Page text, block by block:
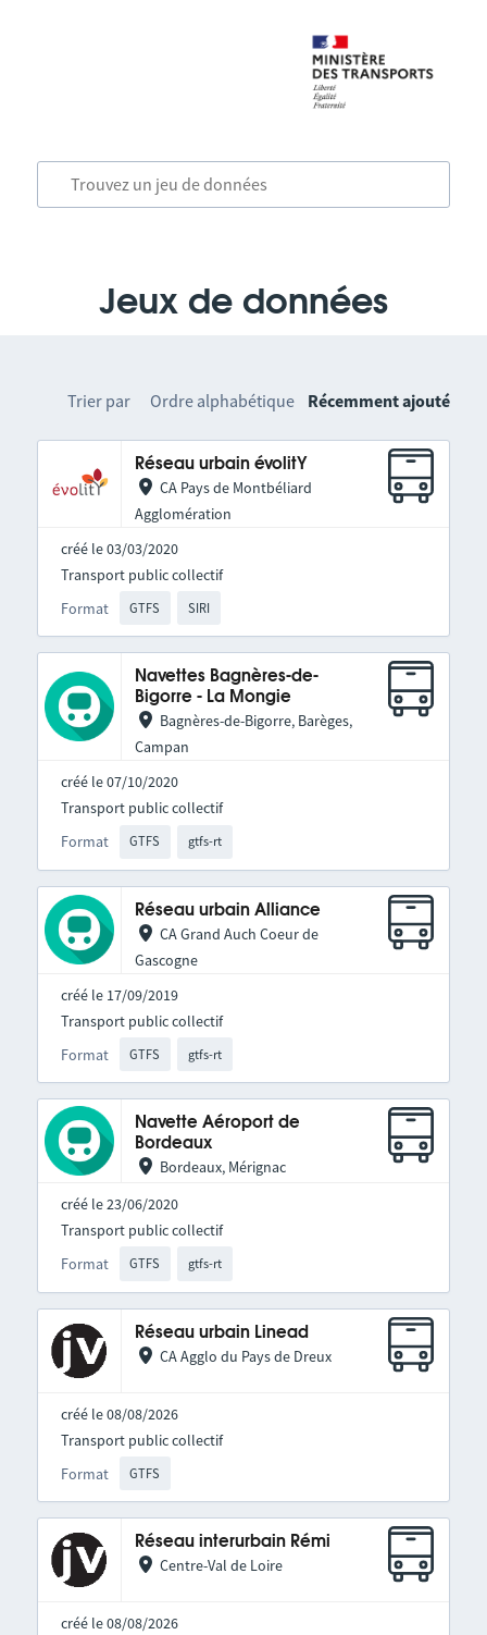
Jeux de données
Trier par Ordre alphabétique Récemment ajouté
Réseau urbain évolitY
CA Pays de Montbéliard
Agglomération
créé le 03/03/2020
Format GTFS SIRI
Transport public collectif
Navettes Bagnères-de-
Bigorre - La Mongie
Bagnères-de-Bigorre, Barèges,
Campan
créé le 07/10/2020
Format GTFS gtfs-rt
Transport public collectif
Réseau urbain Alliance
CA Grand Auch Coeur de
Gascogne
créé le 17/09/2019
Format GTFS gtfs-rt
Transport public collectif
Navette Aéroport de
Bordeaux
Bordeaux, Mérignac
créé le 23/06/2020
Format GTFS gtfs-rt
Transport public collectif
Réseau urbain Linead
CA Agglo du Pays de Dreux
créé le 08/08/2026
Format GTFS
Transport public collectif
Réseau interurbain Rémi
Centre-Val de Loire
créé le 08/08/2026